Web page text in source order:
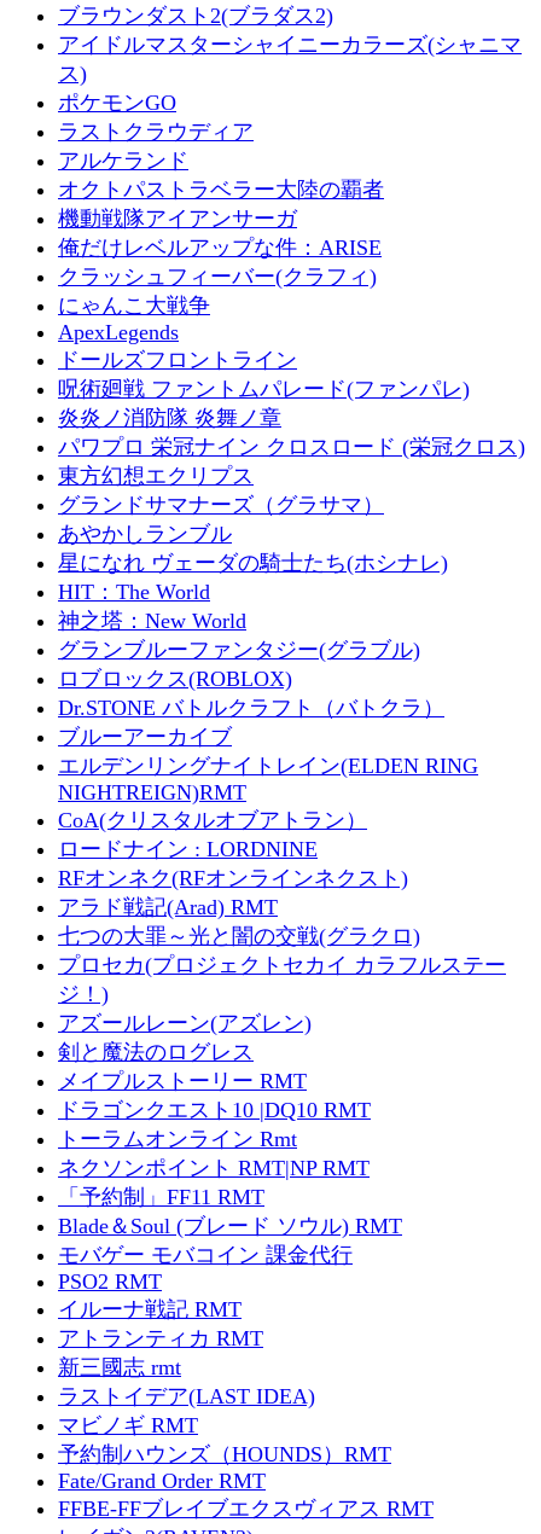
ブラウンダスト2(ブラダス2)
アイドルマスターシャイニーカラーズ(シャニマ
ス)
ポケモンGO
ラストクラウディア
アルケランド
オクトパストラベラー大陸の覇者
機動戦隊アイアンサーガ
俺だけレベルアップな件：ARISE
クラッシュフィーバー(クラフィ)
にゃんこ大戦争
ApexLegends
ドールズフロントライン
呪術廻戦 ファントムパレード(ファンパレ)
炎炎ノ消防隊 炎舞ノ章
パワプロ 栄冠ナイン クロスロード (栄冠クロス)
東方幻想エクリプス
グランドサマナーズ（グラサマ）
あやかしランブル
星になれ ヴェーダの騎士たち(ホシナレ)
HIT：The World
神之塔：New World
グランブルーファンタジー(グラブル)
ロブロックス(ROBLOX)
Dr.STONE バトルクラフト（バトクラ）
ブルーアーカイブ
エルデンリングナイトレイン(ELDEN RING
NIGHTREIGN)RMT
CoA(クリスタルオブアトラン）
ロードナイン : LORDNINE
RFオンネク(RFオンラインネクスト)
アラド戦記(Arad) RMT
七つの大罪～光と闇の交戦(グラクロ)
プロセカ(プロジェクトセカイ カラフルステー
ジ！)
アズールレーン(アズレン)
剣と魔法のログレス
メイプルストーリー RMT
ドラゴンクエスト10 |DQ10 RMT
トーラムオンライン Rmt
ネクソンポイント RMT|NP RMT
「予約制」FF11 RMT
Blade＆Soul (ブレード ソウル) RMT
モバゲー モバコイン 課金代行
PSO2 RMT
イルーナ戦記 RMT
アトランティカ RMT
新三國志 rmt
ラストイデア(LAST IDEA)
マビノギ RMT
予約制ハウンズ（HOUNDS）RMT
Fate/Grand Order RMT
FFBE-FFブレイブエクスヴィアス RMT